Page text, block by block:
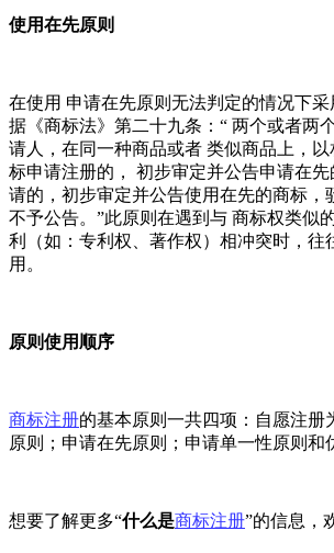
使用在先原则
在使用 申请在先原则无法判定的情况下
据《商标法》第二十九条：“ 两个或者两
请人，在同一种商品或者 类似商品上，
标申请注册的， 初步审定并公告申请在
请的，初步审定并公告使用在先的商标，
不予公告。”此原则在遇到与 商标权类似
利（如：专利权、著作权）相冲突时，往
用。
原则使用顺序
商标注册的基本原则一共四项：自愿注册
原则；申请在先原则；申请单一性原则和
想要了解更多“什么是商标注册”的信息，